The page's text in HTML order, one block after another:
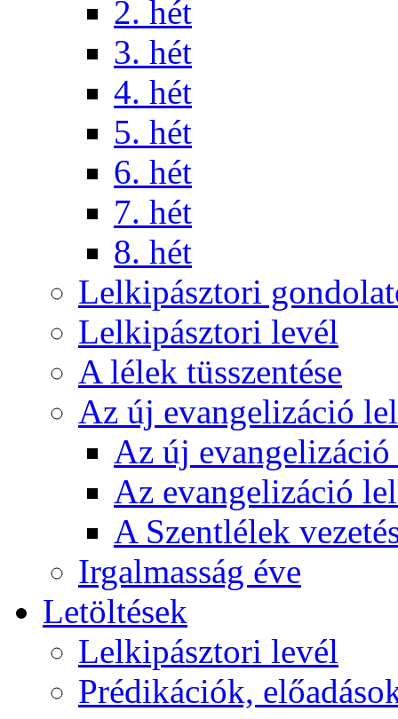
2. hét
3. hét
4. hét
5. hét
6. hét
7. hét
8. hét
Lelkipásztori
Lelkipásztori levél
A lélek tüsszentése
Az új evangelizáció
Az új
Az evangelizáció
A Szentlélek
Irgalmasság éve
Letöltések
Lelkipásztori levél
Prédikációk,